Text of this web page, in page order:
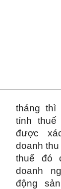
tháng thì
tính
được
doanh
thuế đó
doanh
động